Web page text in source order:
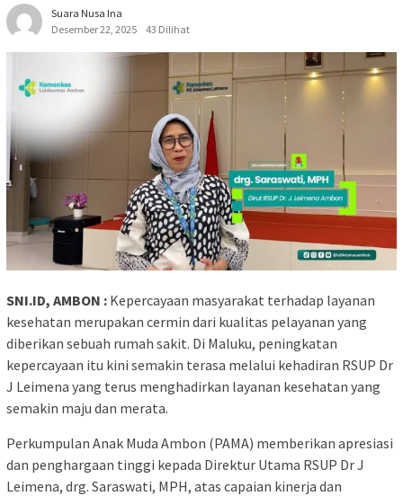
Suara Nusa Ina
Desember 22, 2025
43 Dilihat
SNI.ID, AMBON : Kepercayaan masyarakat terhadap layanan
kesehatan merupakan cermin dari kualitas pelayanan yang
diberikan sebuah rumah sakit. Di Maluku, peningkatan
kepercayaan itu kini semakin terasa melalui kehadiran RSUP Dr
J Leimena yang terus menghadirkan layanan kesehatan yang
semakin maju dan merata.
Perkumpulan Anak Muda Ambon (PAMA) memberikan apresiasi
dan penghargaan tinggi kepada Direktur Utama RSUP Dr J
Leimena, drg. Saraswati, MPH, atas capaian kinerja dan